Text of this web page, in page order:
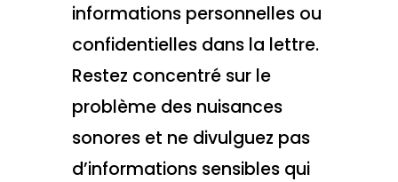
informations personnelles ou
confidentielles dans la lettre.
Restez concentré sur le
problème des nuisances
sonores et ne divulguez pas
d’informations sensibles qui